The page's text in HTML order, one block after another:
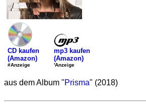
CD kaufen
(Amazon)
#Anzeige
mp3 kaufen
(Amazon)
'Anzeige
aus dem Album "Prisma" (2018)